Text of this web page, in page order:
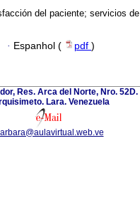
del paciente; servicios de
· Espanhol ( pdf )
Res. Arca del Norte, Nro. 52D.
Lara. Venezuela